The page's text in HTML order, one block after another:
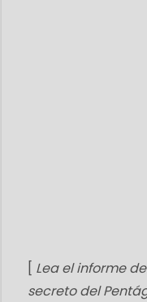
[ Lea el informe
secreto del